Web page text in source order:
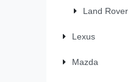
Land Rover
Lexus
Mazda